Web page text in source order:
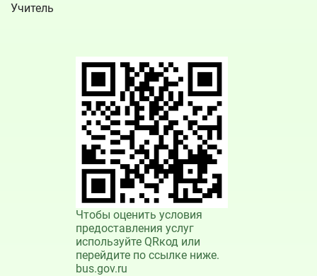
Учитель
Чтобы оценить условия
предоставления услуг
используйте QRкод или
перейдите по ссылке ниже.
bus.gov.ru